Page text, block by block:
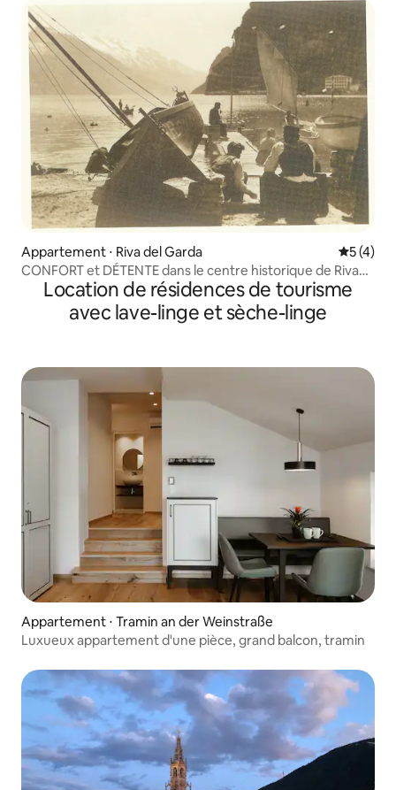
Appartement ⋅ Riva del Garda
5 (4)
CONFORT et DÉTENTE dans le centre historique de Riva
d/G (1)Location de résidences de tourisme
avec lave-linge et sèche-linge
Appartement ⋅ Tramin an der Weinstraße
Luxueux appartement d'une pièce, grand balcon, tramin